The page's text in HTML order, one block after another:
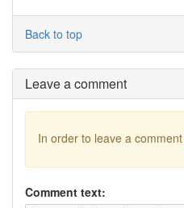
Back to top
Leave a comment
In order to leave a comment
Comment text: